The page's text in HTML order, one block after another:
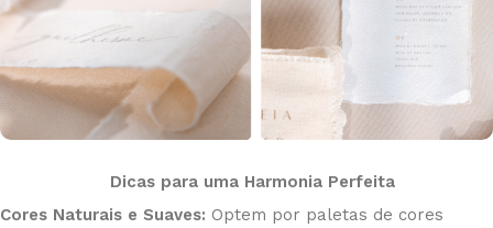
Dicas para uma Harmonia Perfeita
Cores Naturais e Suaves: Optem por paletas de cores